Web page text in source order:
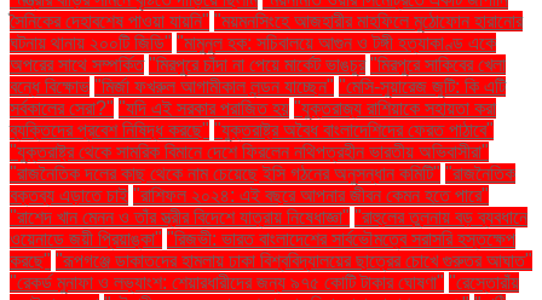
সৈনিকের দেহাবশেষ পাওয়া যায়নি" "ময়মনসিংহে আজহারীর মাহফিলে মুঠোফোন হারানোর
ঘটনায় থানায় ২০০টি জিডি" "মামুনুল হক: সচিবালয়ে আগুন ও টঙ্গী হত্যাকাণ্ড একে
অপরের সাথে সম্পর্কিত "মিরপুরে চাঁদা না পেয়ে মার্কেট ভাঙচুর "মিরপুরে সাকিবের খেলা
বন্ধে বিক্ষোভ "মির্জা ফখরুল আগামীকাল লন্ডন যাচ্ছেন" "মেসি-সুয়ারেজ জুটি: কি এটি
সর্বকালের সেরা?" "যদি এই সরকার পরাজিত হয় "যুক্তরাজ্য রাশিয়াকে সহায়তা করা
ব্যক্তিদের প্রবেশ নিষিদ্ধ করছে" "যুক্তরাষ্ট্র অবৈধ বাংলাদেশিদের ফেরত পাঠাবে"
"যুক্তরাষ্ট্র থেকে সামরিক বিমানে দেশে ফিরলেন নথিপত্রহীন ভারতীয় অভিবাসীরা"
"রাজনৈতিক দলের কাছ থেকে নাম চেয়েছে ইসি গঠনের অনুসন্ধান কমিটি" "রাজনৈতিক
বক্তব্য এড়াতে চাই "রাশিফল ২০২৪: এই বছরে আপনার জীবন কেমন হতে পারে"
"রাশেদ খান মেনন ও তাঁর স্ত্রীর বিদেশে যাত্রায় নিষেধাজ্ঞা" "রাহুলের তুলনায় বড় ব্যবধানে
ওয়েনাডে জয়ী প্রিয়াঙ্কা" "রিজভী: ভারত বাংলাদেশের সার্বভৌমত্বে সরাসরি হস্তক্ষেপ
করছে" "রূপগঞ্জে ডাকাতদের হামলায় ঢাকা বিশ্ববিদ্যালয়ের ছাত্রের চোখে গুরুতর আঘাত"
"রেকর্ড মুনাফা ও লভ্যাংশ: শেয়ারধারীদের জন্য ৯৭৫ কোটি টাকার ঘোষণা" "রেস্তোরাঁয়